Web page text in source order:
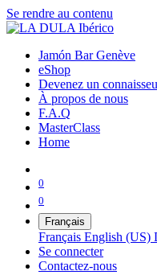
Se rendre au contenu
Jamón Bar Genève
eShop
Devenez un
À propos de nous
F.A.Q
MasterClass
Home
0
0
Français
Français English (US)
Se connecter
Contactez-nous